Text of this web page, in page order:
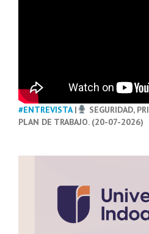
#ENTREVISTA|
SEGURIDAD,
PLAN DE TRABAJO. (20-07-2026)